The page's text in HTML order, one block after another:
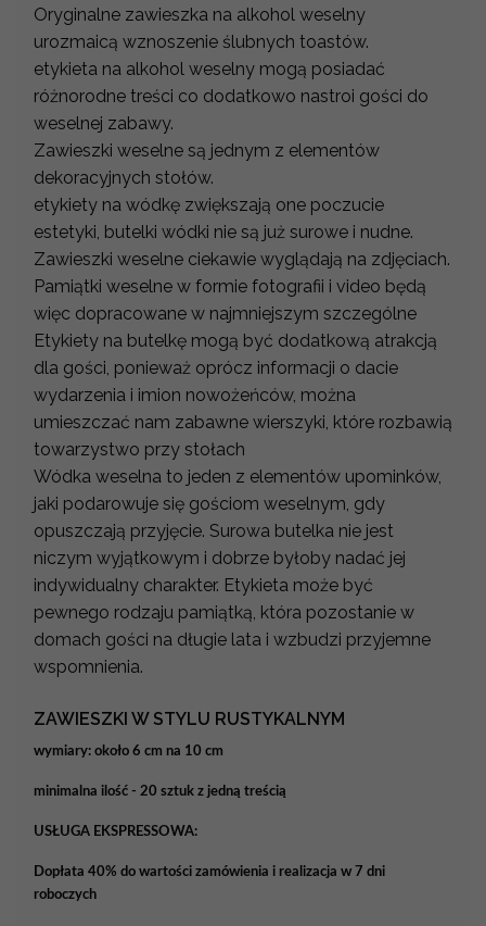
Oryginalne zawieszka na alkohol weselny
urozmaicą wznoszenie ślubnych toastów.
etykieta na alkohol weselny mogą posiadać
różnorodne treści co dodatkowo nastroi gości do
weselnej zabawy.
Zawieszki weselne są jednym z elementów
dekoracyjnych stołów.
etykiety na wódkę zwiększają one poczucie
estetyki, butelki wódki nie są już surowe i nudne.
Zawieszki weselne ciekawie wyglądają na zdjęciach.
Pamiątki weselne w formie fotografii i video będą
więc dopracowane w najmniejszym szczególne
Etykiety na butelkę mogą być dodatkową atrakcją
dla gości, ponieważ oprócz informacji o dacie
wydarzenia i imion nowożeńców, można
umieszczać nam zabawne wierszyki, które rozbawią
towarzystwo przy stołach
Wódka weselna to jeden z elementów upominków,
jaki podarowuje się gościom weselnym, gdy
opuszczają przyjęcie. Surowa butelka nie jest
niczym wyjątkowym i dobrze byłoby nadać jej
indywidualny charakter. Etykieta może być
pewnego rodzaju pamiątką, która pozostanie w
domach gości na długie lata i wzbudzi przyjemne
wspomnienia.
ZAWIESZKI W STYLU RUSTYKALNYM
wymiary: około 6 cm na 10 cm
minimalna ilość - 20 sztuk z jedną treścią
USŁUGA EKSPRESSOWA:
Dopłata 40% do wartości zamówienia i realizacja w 7 dni
roboczych